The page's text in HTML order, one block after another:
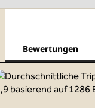
Bewertungen